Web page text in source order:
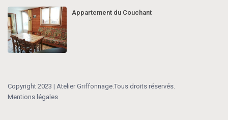
Appartement du Couchant
Copyright 2023 | Atelier Griffonnage.Tous droits réservés.
Mentions légales